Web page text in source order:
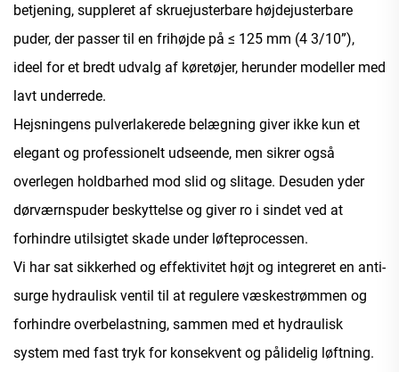
betjening, suppleret af skruejusterbare højdejusterbare
puder, der passer til en frihøjde på ≤ 125 mm (4 3/10”),
ideel for et bredt udvalg af køretøjer, herunder modeller med
lavt underrede.
Hejsningens pulverlakerede belægning giver ikke kun et
elegant og professionelt udseende, men sikrer også
overlegen holdbarhed mod slid og slitage. Desuden yder
dørværnspuder beskyttelse og giver ro i sindet ved at
forhindre utilsigtet skade under løfteprocessen.
Vi har sat sikkerhed og effektivitet højt og integreret en anti-
surge hydraulisk ventil til at regulere væskestrømmen og
forhindre overbelastning, sammen med et hydraulisk
system med fast tryk for konsekvent og pålidelig løftning.